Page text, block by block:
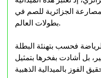
الجزائرية للصم في
بطولات العالم.
فحسب بتهنئة البطلة
بل أشادت بفخرها بتمثيل